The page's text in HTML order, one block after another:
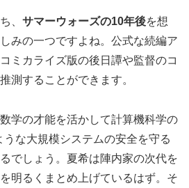
、 サマーウォーズの10年後を想
みの一つですよね。公式な続編ア
ミカライズ版の後日譚や監督のコ
測することができます。
学の才能を活かして計算機科学の
な大規模システムの安全を守る
でしょう。夏希は陣内家の次代を
明るくまとめ上げているはず。そ